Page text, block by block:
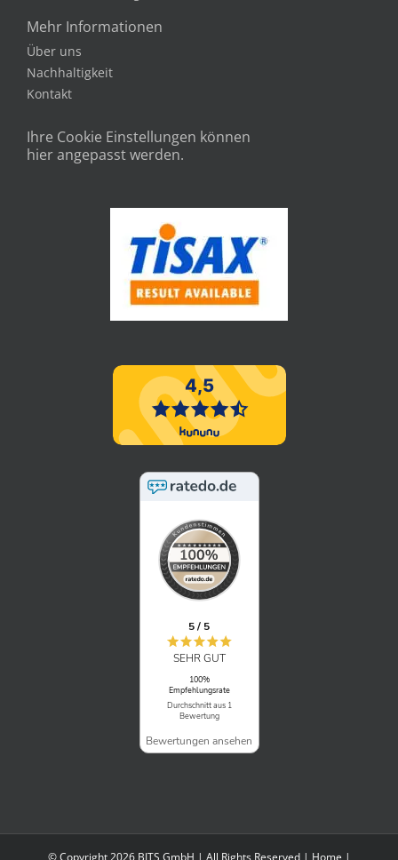
Mehr Informationen
Über uns
Nachhaltigkeit
Kontakt
Ihre Cookie Einstellungen können
hier angepasst werden.
5 / 5
SEHR GUT
100%
Empfehlungsrate
Durchschnitt aus 1
Bewertung
Bewertungen ansehen
© Copyright 2026 BITS GmbH | All Rights Reserved | Home |